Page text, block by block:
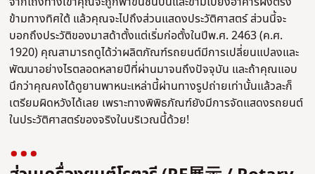
ข้ามทางทิศใต้ แล้วคุณจะไปถึงส่วนแสดงประวัติศาสตร์ ส่วนนี้จะ
บอกถึงประวัติของมาสด้าตั้งแต่เริ่มก่อตั้งในปีพ.ศ. 2463 (ค.ศ.
1920) คุณสามารถดูได้ว่าผลิตภัณฑ์รถยนต์มีการเปลี่ยนแปลงและ
พัฒนาอย่างไรตลอดหลายปีที่ผ่านมาจนถึงปัจจุบัน และถ้าคุณแอบ
นึกว่าคุณคงได้ดูยานพาหนะเหล่านี้ผ่านทางรูปถ่ายเท่านั้นแล้วละก็
เตรียมผิดหวังได้เลย เพราะทางพิพิธภัณฑ์ยังมีการจัดแสดงรถยนต์
ในประวัติศาสตร์ของจริงในบริเวณนี้ด้วย!